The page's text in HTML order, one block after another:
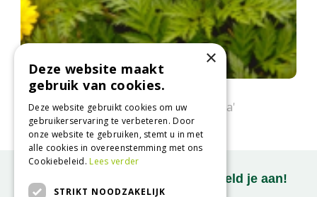
Adonis
Adonis amurensis 'Pleniflora'
Onze nieuwsbrief ontvangen? Meld je aan!
×
Deze website maakt
gebruik van cookies.
Deze website gebruikt cookies om uw
gebruikerservaring te verbeteren. Door
onze website te gebruiken, stemt u in met
alle cookies in overeenstemming met ons
Cookiebeleid.Lees verder
STRIKT NOODZAKELIJK